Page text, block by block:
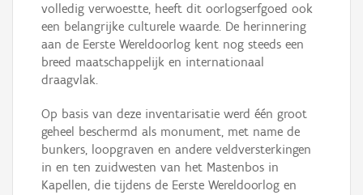
volledig verwoestte, heeft dit oorlogserfgoed ook
een belangrijke culturele waarde. De herinnering
aan de Eerste Wereldoorlog kent nog steeds een
breed maatschappelijk en internationaal
draagvlak.
Op basis van deze inventarisatie werd één groot
geheel beschermd als monument, met name de
bunkers, loopgraven en andere veldversterkingen
in en ten zuidwesten van het Mastenbos in
Kapellen, die tijdens de Eerste Wereldoorlog en